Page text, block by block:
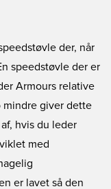
der, når
speedstøvle der er
Armours relative
mindre giver dette
hvis du leder
med
er lavet så den